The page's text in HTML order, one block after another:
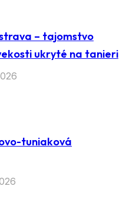
– tajomstvo
ukryté na tanieri
tuniaková